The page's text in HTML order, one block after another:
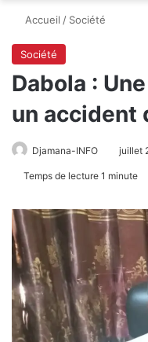
Accueil / Société
Société
Dabola :
un accident
Djamana-INFO juillet
Temps de lecture 1 minute